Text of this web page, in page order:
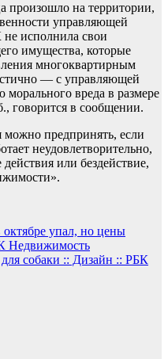
произошло на территории,
управляющей
исполнила свои
имущества, которые
многоквартирным
— с управляющей
вреда в размере
говорится в сообщении.
можно предпринять, если
неудовлетворительно,
или бездействие,
упал, но цены
Недвижимость
собаки :: Дизайн :: РБК